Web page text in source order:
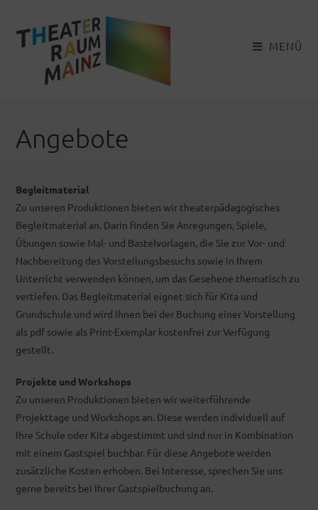
springen
MENÜ
Angebote
Begleitmaterial
Zu unseren Produktionen bieten wir theaterpädagogisches
Begleitmaterial an. Darin finden Sie Anregungen, Spiele,
Übungen sowie Mal- und Bastelvorlagen, die Sie zur Vor- und
Nachbereitung des Vorstellungsbesuchs sowie in Ihrem
Unterricht verwenden können, um das Gesehene thematisch zu
vertiefen. Das Begleitmaterial eignet sich für Kita und
Grundschule und wird Ihnen bei der Buchung einer Vorstellung
als pdf sowie als Print-Exemplar kostenfrei zur Verfügung
gestellt.
Projekte und Workshops
Zu unseren Produktionen bieten wir weiterführende
Projekttage und Workshops an. Diese werden individuell auf
Ihre Schule oder Kita abgestimmt und sind nur in Kombination
mit einem Gastspiel buchbar. Für diese Angebote werden
zusätzliche Kosten erhoben. Bei Interesse, sprechen Sie uns
gerne bereits bei Ihrer Gastspielbuchung an.